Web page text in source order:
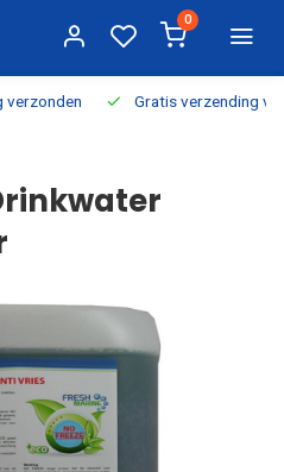
0
verzonden Gratis verzending